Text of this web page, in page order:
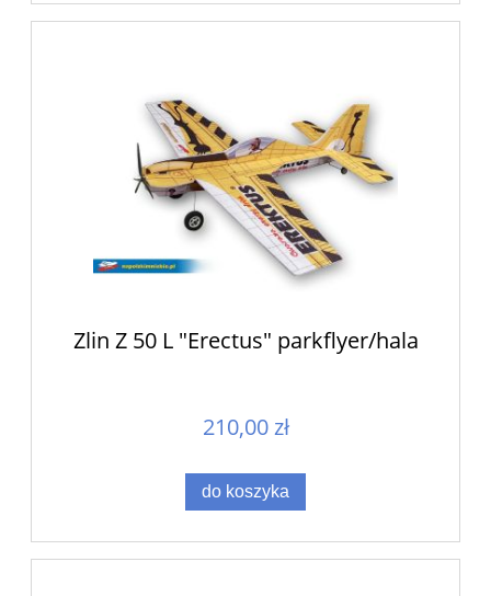
Zlin Z 50 L "Erectus" parkflyer/hala
210,00 zł
do koszyka